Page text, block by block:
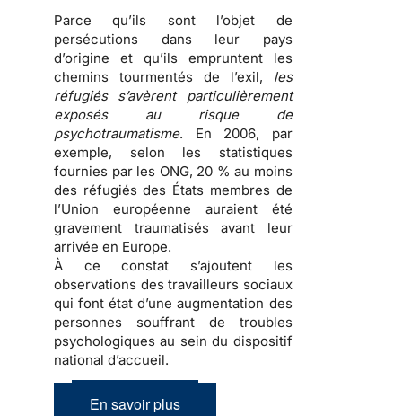
Parce qu’ils sont l’objet de
persécutions dans leur pays
d’origine et qu’ils empruntent les
chemins tourmentés de l’exil, les
réfugiés s’avèrent particulièrement
exposés au risque de
psychotraumatisme. En 2006, par
exemple, selon les statistiques
fournies par les ONG, 20 % au moins
des réfugiés des États membres de
l’Union européenne auraient été
gravement traumatisés avant leur
arrivée en Europe.
À ce constat s’ajoutent les
observations des travailleurs sociaux
qui font état d’uneaugmentation des
personnes souffrant de troubles
psychologiques au sein du dispositif
national d’accueil.
En savoir plus